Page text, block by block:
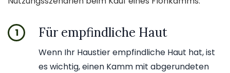
1 Für empfindliche Haut
Wenn Ihr Haustier empfindliche Haut hat, ist
es wichtig, einen Kamm mit abgerundeten